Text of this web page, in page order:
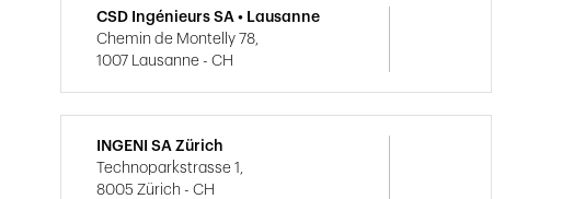
CSD Ingénieurs SA • Lausanne
Chemin de Montelly 78,
1007 Lausanne - CH
INGENI SA Zürich
Technoparkstrasse 1,
8005 Zürich - CH